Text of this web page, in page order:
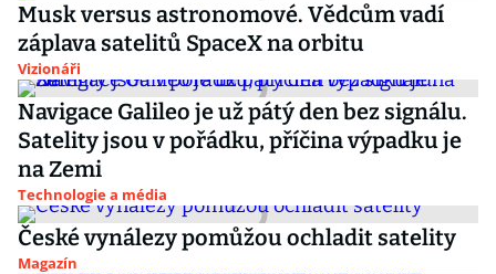
Musk versus astronomové. Vědcům vadí
záplava satelitů SpaceX na orbitu
Vizionáři
Navigace Galileo je už pátý den bez signálu.
Satelity jsou v pořádku, příčina výpadku je
na Zemi
Technologie a média
České vynálezy pomůžou ochladit satelity
Magazín